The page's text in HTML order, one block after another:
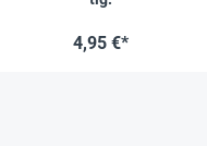
4,95 €*